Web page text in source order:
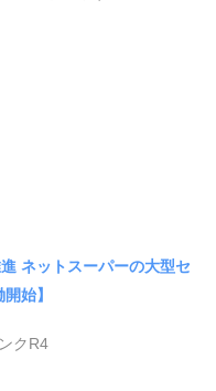
ネットスーパーの大型セ
始】
クR4